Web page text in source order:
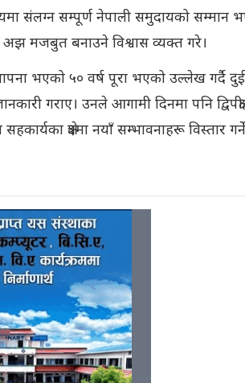
संलग्न सम्पूर्ण नेपाली समुदायको सम्मान
मजबुत बनाउने विश्वास व्यक्त गरे।
भएको ५० वर्ष पूरा भएको उल्लेख गर्दै दुई
गराए। उनले आगामी दिनमा पनि
क्षेत्रमा नयाँ सम्भावनाहरू विस्तार गर्ने